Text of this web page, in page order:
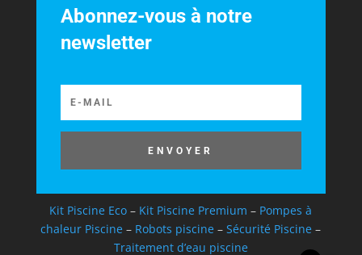
Abonnez-vous à notre
newsletter
ENVOYER
Kit Piscine Eco – Kit Piscine Premium – Pompes à
chaleur Piscine – Robots piscine –Sécurité Piscine –
Traitement d’eau piscine